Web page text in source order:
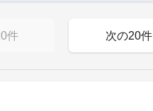
件 次の20件